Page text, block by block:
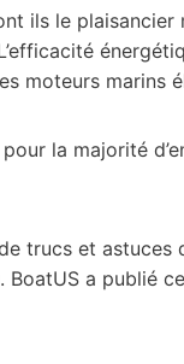
ils le plaisancier
moteurs marins
la majorité
trucs et
a publié